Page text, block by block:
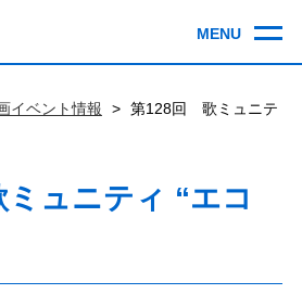
イベント情報
第128回 歌ミュニテ
ュニティ “エコ